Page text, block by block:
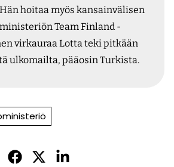
hoitaa myös kansainvälisen
Team Finland -
virkauraa Lotta teki pitkään
ulkomailta, pääosin Turkista.
Jaa
Jaa
Jaa